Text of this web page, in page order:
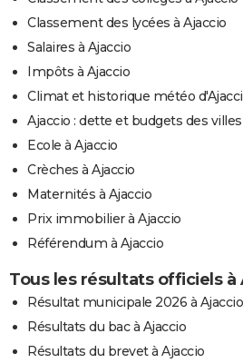
Classement des lycées à Ajaccio
Salaires à Ajaccio
Impôts à Ajaccio
Climat et historique météo
Ajaccio : dette et budgets des villes
Ecole à Ajaccio
Crèches à Ajaccio
Maternités à Ajaccio
Prix immobilier à Ajaccio
Référendum à Ajaccio
Tous les résultats officiels à
Résultat municipale 2026 à Ajaccio
Résultats du bac à Ajaccio
Résultats du brevet à Ajaccio